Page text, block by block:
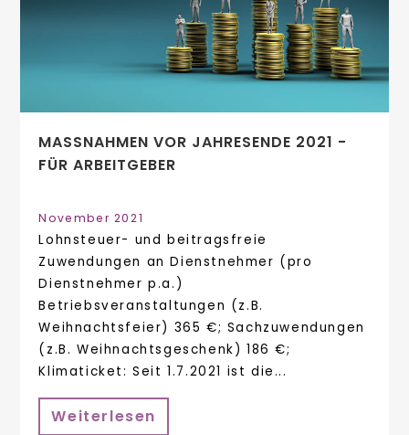
MASSNAHMEN VOR JAHRESENDE 2021 - F
ÜR ARBEITGEBER
November 2021
Lohnsteuer- und beitragsfreie
Zuwendungen an Dienstnehmer (pro
Dienstnehmer p.a.)
Betriebsveranstaltungen (z.B.
Weihnachtsfeier) 365 €; Sachzuwendungen
(z.B. Weihnachtsgeschenk) 186 €;
Klimaticket: Seit 1.7.2021 ist die...
Weiterlesen